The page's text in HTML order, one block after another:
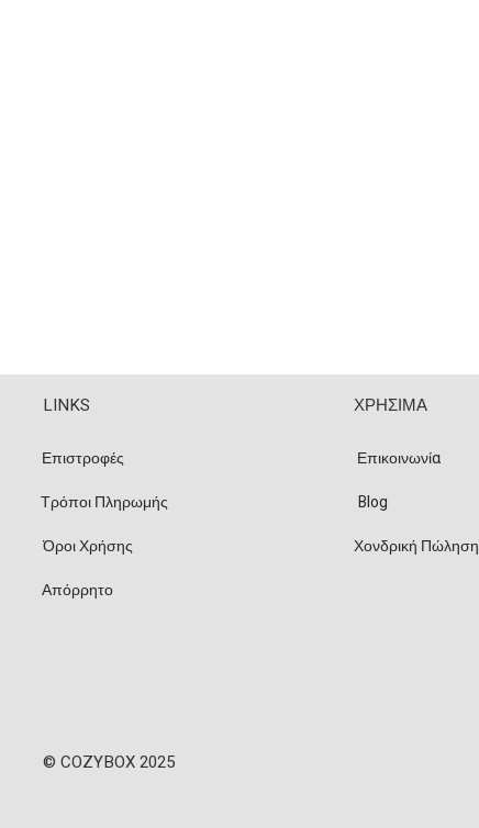
LINKS
Επιστροφές
Τρόποι Πληρωμής
Όροι Χρήσης
ΧΡΗΣΙΜΑ
Επικοινωνία
Blog
Χονδρική Πώληση
Απόρρητο
© COZYBOX 2025